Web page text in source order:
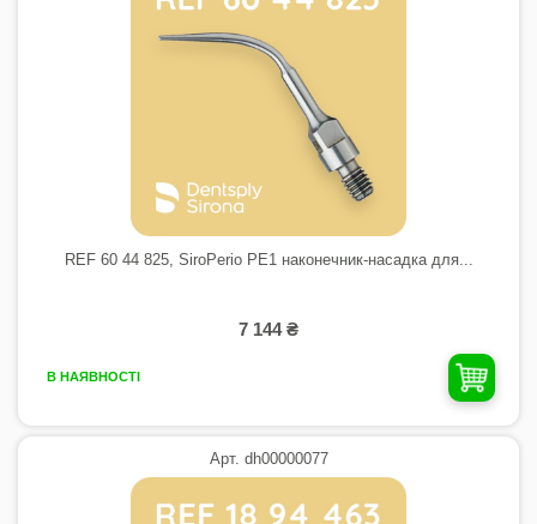
REF 60 44 825, SiroPerio PE1 наконечник-насадка для...
7 144 ₴
В НАЯВНОСТІ
Арт. dh00000077